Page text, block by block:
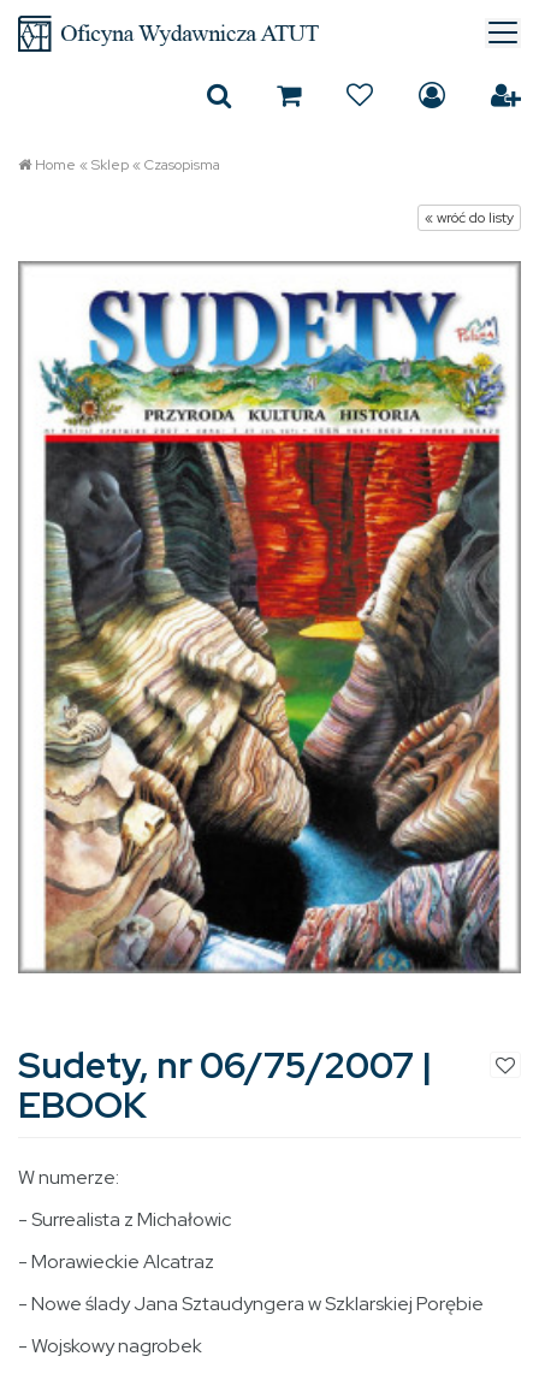
Home «Sklep«Czasopisma
« wróć do listy
Sudety, nr 06/75/2007 |
EBOOK
W numerze:
- Surrealista z Michałowic
- Morawieckie Alcatraz
- Nowe ślady Jana Sztaudyngera w Szklarskiej Porębie
- Wojskowy nagrobek